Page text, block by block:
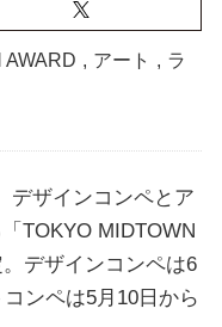
AWARD , アート , ラ
デザインコンペとア
TOKYO MIDTOWN
デザインコンペは6
ンペは5月10日から